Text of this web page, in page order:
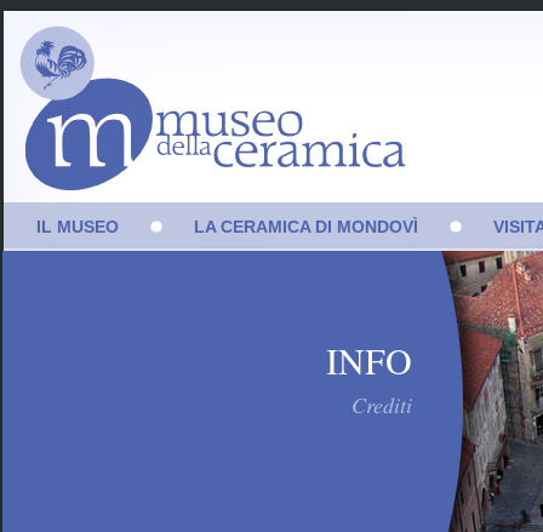
IL MUSEO LA CERAMICA DI MONDOVÌ
Il ciclo produttivo
Sale
INFO
Crediti